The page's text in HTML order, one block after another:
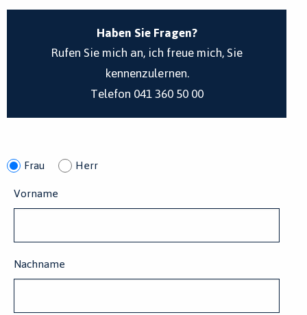
Haben Sie Fragen?
Rufen Sie mich an, ich freue mich, Sie
kennenzulernen.
Telefon 041 360 50 00
Frau
Herr
Vorname
Nachname